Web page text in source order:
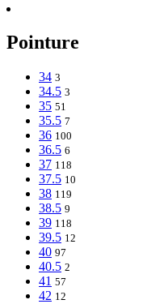
Pointure
34 3
34.5 3
35 51
35.5 7
36 100
36.5 6
37 118
37.5 10
38 119
38.5 9
39 118
39.5 12
40 97
40.5 2
41 57
42 12